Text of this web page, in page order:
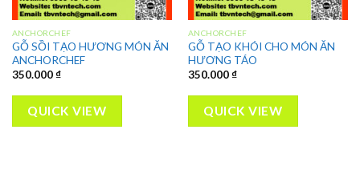
ANCHORCHEF
GỖ SỒI TẠO HƯƠNG MÓN ĂN
ANCHORCHEF
350.000₫
QUICK VIEW
ANCHORCHEF
GỖ TẠO KHÓI CHO MÓN ĂN
HƯƠNG TÁO
350.000₫
QUICK VIEW